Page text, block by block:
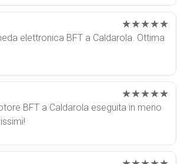
★★★★★
elettronica BFT a Caldarola. Ottima
★★★★★
BFT a Caldarola eseguita in meno